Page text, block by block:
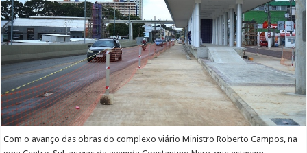
Com o avanço das obras do complexo viário Ministro Roberto Campos, na